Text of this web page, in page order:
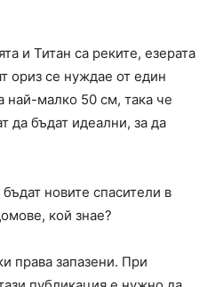
и Титан са реките, езерата
ориз се нуждае от един
най-малко 50 см, така че
да бъдат идеални, за да
новите спасители в
кой знае?
права запазени. При